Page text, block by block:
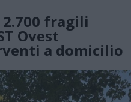
fragili
Ovest
a domicilio